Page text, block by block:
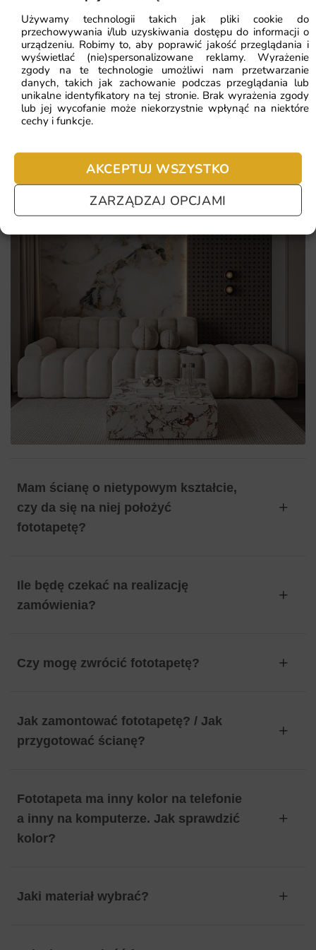
Używamy technologii takich jak pliki cookie do
przechowywania i/lub uzyskiwania dostępu do informacji o
urządzeniu. Robimy to, aby poprawić jakość przeglądania i
wyświetlać (nie)spersonalizowane reklamy. Wyrażenie
zgody na te technologie umożliwi nam przetwarzanie
danych, takich jak zachowanie podczas przeglądania lub
unikalne identyfikatory na tej stronie. Brak wyrażenia zgody
lub jej wycofanie może niekorzystnie wpłynąć na niektóre
cechy i funkcje.
AKCEPTUJ WSZYSTKO
ZARZĄDZAJ OPCJAMI
unikalny wzór wyróżniający Twoje wnętrze spośród innych
odporna na zarysowania i lekkie przetarcia powłoka
kolory wierne projektowi nawet po latach użytkowania
szybka realizacja oraz bezpieczne, sztywne opakowanie
Najczęściej zadawane pytania
Pomagamy i doradzamy przy każdym zakupie. Ale jeżeli
nie chcesz czekać – sprawdź najczęściej zadawane pytania.
Mam ścianę o nietypowym kształcie,
czy da się na niej położyć
fototapetę?
Ile będę czekać na realizację
zamówienia?
Czy mogę zwrócić fototapetę?
Jak zamontować fototapetę? / Jak
przygotować ścianę?
Fototapeta ma inny kolor na telefonie
a inny na komputerze. Jak sprawdzić
kolor?
Jaki materiał wybrać?